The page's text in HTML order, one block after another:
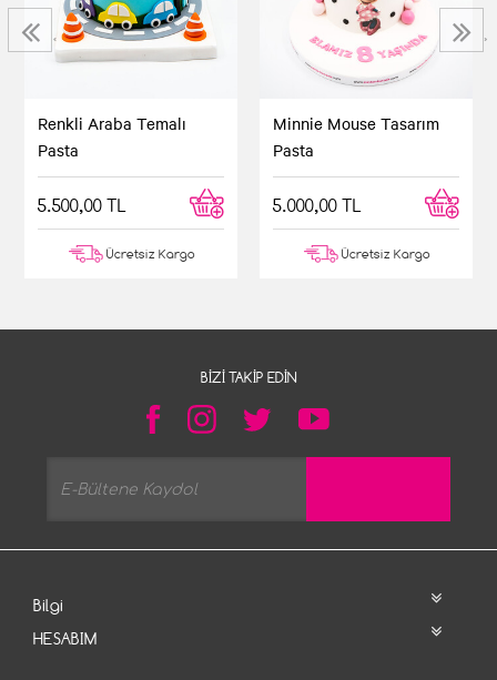
Renkli Araba Temalı
Pasta
5.500,00 TL
Ücretsiz Kargo
Minnie Mouse Tasarım
Pasta
5.000,00 TL
Ücretsiz Kargo
‹ ›
BIZI TAKIP EDIN
Bilgi
HESABIM